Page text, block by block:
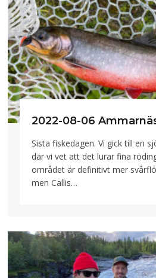
2022-08-06
Sista fiskedagen. Vi gick till en
där vi vet att det lurar fina
området är definitivt mer
men Callis…